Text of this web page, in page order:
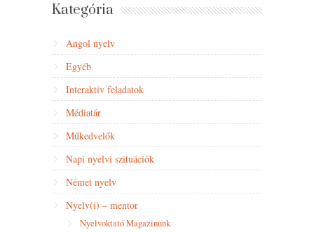
Kategória
Angol nyelv
Egyéb
Interaktív feladatok
Médiatár
Műkedvelők
Napi nyelvi szituációk
Német nyelv
Nyelv(i) – mentor
Nyelvoktató Magazinunk